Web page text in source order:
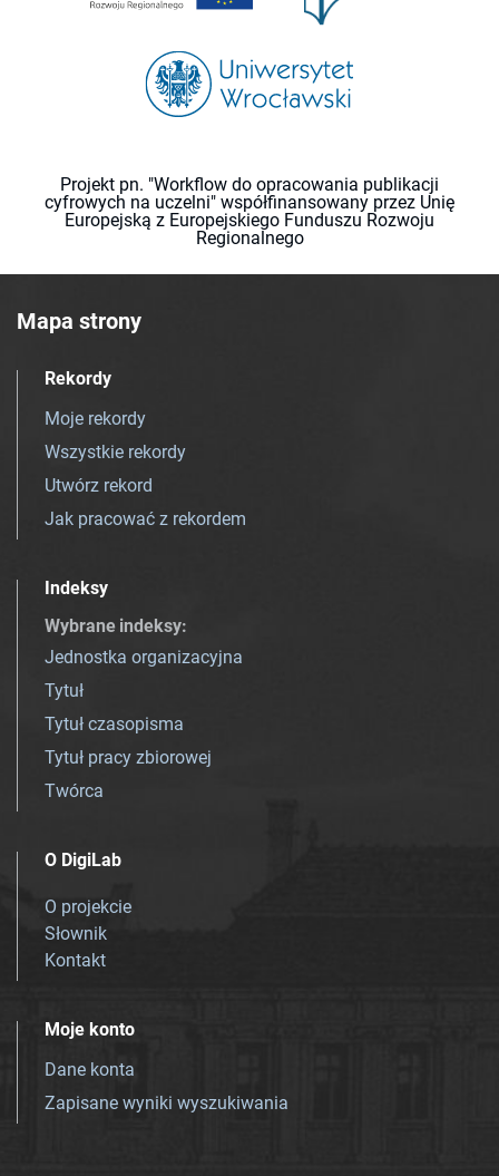
Projekt pn. "Workflow do opracowania publikacji
cyfrowych na uczelni" współfinansowany przez Unię
Europejską z Europejskiego Funduszu Rozwoju
Regionalnego
Mapa strony
Rekordy
Moje rekordy
Wszystkie rekordy
Utwórz rekord
Jak pracować z rekordem
Indeksy
Wybrane indeksy:
Jednostka organizacyjna
Tytuł
Tytuł czasopisma
Tytuł pracy zbiorowej
Twórca
O DigiLab
O projekcie
Słownik
Kontakt
Moje konto
Dane konta
Zapisane wyniki wyszukiwania